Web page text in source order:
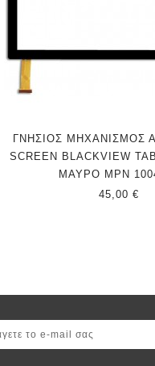
ΓΝΗΣΙΟΣ ΜΗΧΑΝΙΣΜΟΣ
SCREEN BLACKVIEW
ΜΑΥΡΟ MPN
45,00 €